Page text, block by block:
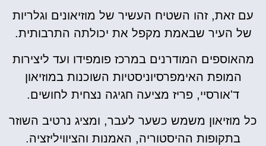
עם זאת, זהו השטיח העשיר של מוזיאונים וגלריות
של העיר שבאמת מקפל את יכולתה התרבותית.
מהאוספים המודרנים במרכז פומפידו ועד ליצירות
המופת האימפרסיוניסטיות השוכנות במוזיאון
ד'אורסיי, פריז מציעה חגיגה נצחית לחושים.
כל מוזיאון משמש כשער לעבר, ומציג נרטיב השוזר
בתקופות ההיסטוריה, האמנות והציוויליזציה.